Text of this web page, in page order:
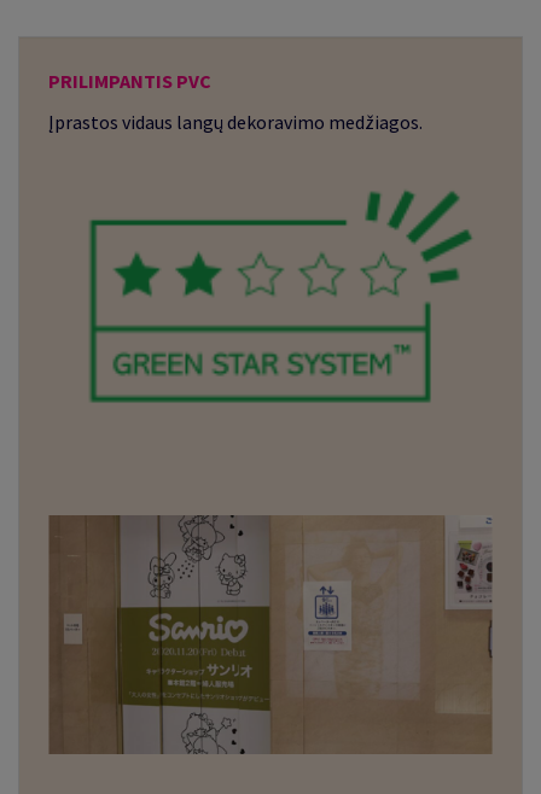
PRILIMPANTIS PVC
Įprastos vidaus langų dekoravimo medžiagos.